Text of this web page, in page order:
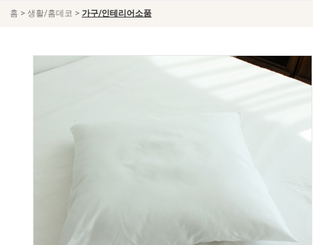
홈 > 생활/홈데코 > 가구/인테리어소품